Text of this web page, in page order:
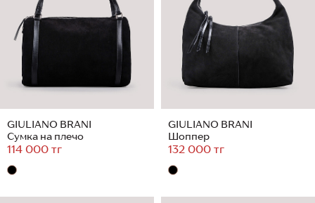
GIULIANO BRANI
Сумка на плечо
114 000 тг
GIULIANO BRANI
Шоппер
132 000 тг